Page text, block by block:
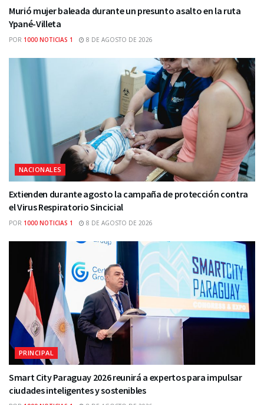
Murió mujer baleada durante un presunto asalto en la ruta
Ypané-Villeta
POR 1000 NOTICIAS 1 8 DE AGOSTO DE 2026
NACIONALES
Extienden durante agosto la campaña de protección contra
el Virus Respiratorio Sincicial
POR 1000 NOTICIAS 1 8 DE AGOSTO DE 2026
PRINCIPAL
Smart City Paraguay 2026 reunirá a expertos para impulsar
ciudades inteligentes y sostenibles